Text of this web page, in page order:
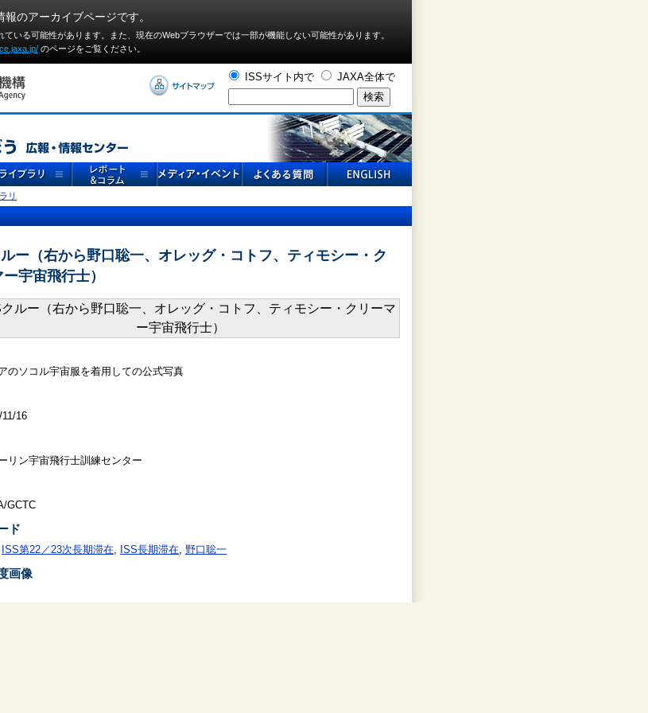
のアーカイブページです。
いる可能性があります。また、現在のWebブラウザーでは⼀部が機能しない可能性があります。
のページをご覧ください。
ISSサイト内で JAXA全体で
リ
ー（右から野口聡一、オレッグ・コトフ、ティモシー・ク
ー宇宙飛行士）
のソコル宇宙服を着用しての公式写真
16
リン宇宙飛行士訓練センター
GCTC
ド
ISS第22／23次長期滞在, ISS長期滞在, 野口聡一
画像